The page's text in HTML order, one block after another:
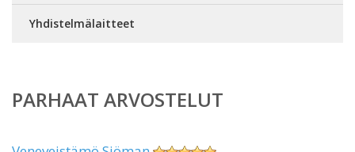
Yhdistelmälaitteet
PARHAAT ARVOSTELUT